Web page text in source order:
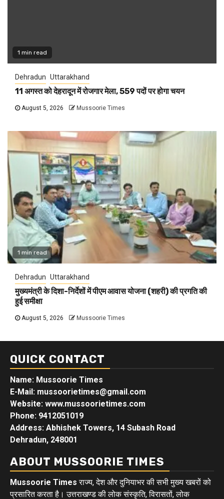
1 min read
Dehradun Uttarakhand
11 अगस्त को देहरादून में रोजगार मेला, 559 पदों पर होगा चयन
August 5, 2026 Mussoorie Times
1 min read
Dehradun Uttarakhand
मुख्यमंत्री के दिशा-निर्देशों में पीएम आवास योजना (शहरी) की प्रगति की
हुई समीक्षा
August 5, 2026 Mussoorie Times
QUICK CONTACT
Name: Mussoorie Times
E-Mail: mussoorietimes@gmail.com
Website: www.mussoorietimes.com
Phone: 9412051019
Address: Abhishek Towers, 14 Subash Road
Dehradun, 248001
ABOUT MUSSOORIE TIMES
Mussoorie Times राज्य, देश और दुनियाभर की सभी मुख्य खबरों को
प्रसारित करता है। उत्तराखण्ड की लोक संस्कृति, विरासतों, लोक